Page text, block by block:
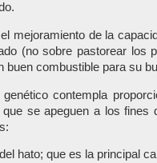
mejoramiento de la
(no sobre pastorear
buen combustible para su
contempla
se apeguen a los
hato; que es la principal